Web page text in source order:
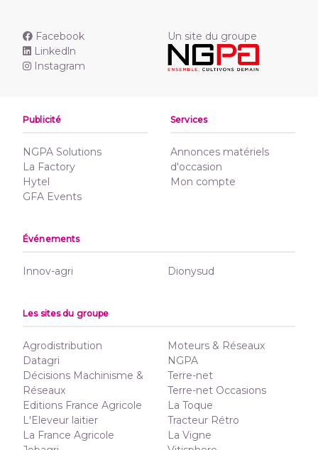
Facebook
Linkedln
Instagram
Un site du groupe
Publicité
NGPA Solutions
La Factory
Hytel
GFA Events
Services
Annonces matériels
d'occasion
Mon compte
Événements
Innov-agri Dionysud
Les sites du groupe
Agrodistribution
Datagri
Décisions Machinisme &
Réseaux
Editions France Agricole
L'Eleveur laitier
La France Agricole
Moteurs & Réseaux
NGPA
Terre-net
Terre-net Occasions
La Toque
Tracteur Rétro
La Vigne